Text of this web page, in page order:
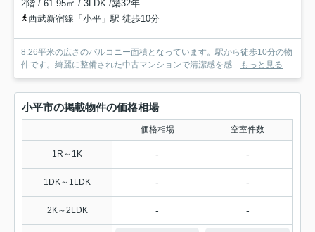
2階 / 61.95㎡ / 3LDK /築32年
西武新宿線「小平」駅 徒歩10分
8.26平米の広さのバルコニー面積となっています。駅から徒歩10分の物
件です。綺麗に整備された中古マンションで清潔感を感... もっと見る
小平市の掲載物件の価格相場
価格相場 空室件数
1R～1K - -
1DK～1LDK - -
2K～2LDK - -